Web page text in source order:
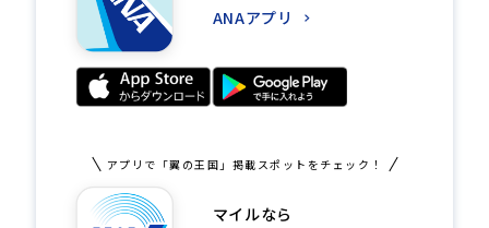
ANAアプリ
アプリで「翼の王国」掲載スポットをチェック！
マイルなら